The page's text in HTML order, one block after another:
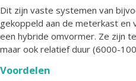
Dit zijn vaste systemen van
gekoppeld aan de meterkast en
een hybride omvormer. Ze zijn
maar ook relatief duur (6000-
Voordelen